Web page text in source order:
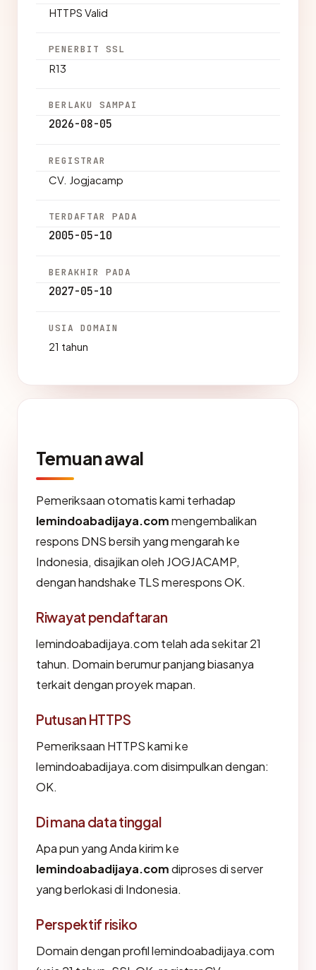
HTTPS Valid
PENERBIT SSL
R13
BERLAKU SAMPAI
2026-08-05
REGISTRAR
CV. Jogjacamp
TERDAFTAR PADA
2005-05-10
BERAKHIR PADA
2027-05-10
USIA DOMAIN
21 tahun
Temuan awal
Pemeriksaan otomatis kami terhadap
lemindoabadijaya.commengembalikan
respons DNS bersih yang mengarah ke
Indonesia, disajikan oleh JOGJACAMP,
dengan handshake TLS merespons OK.
Riwayat pendaftaran
lemindoabadijaya.com telah ada sekitar 21
tahun. Domain berumur panjang biasanya
terkait dengan proyek mapan.
Putusan HTTPS
Pemeriksaan HTTPS kami ke
lemindoabadijaya.com disimpulkan dengan:
OK.
Di mana data tinggal
Apa pun yang Anda kirim ke
lemindoabadijaya.comdiproses di server
yang berlokasi di Indonesia.
Perspektif risiko
Domain dengan profil lemindoabadijaya.com